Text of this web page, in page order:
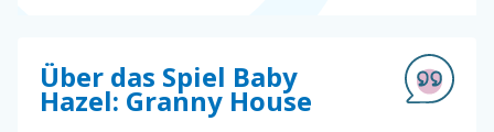
Über das Spiel Baby
Hazel: Granny House